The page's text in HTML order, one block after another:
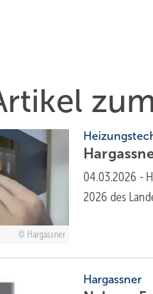
Hargassner
04.03.2026 -
2026 des
Hargassner